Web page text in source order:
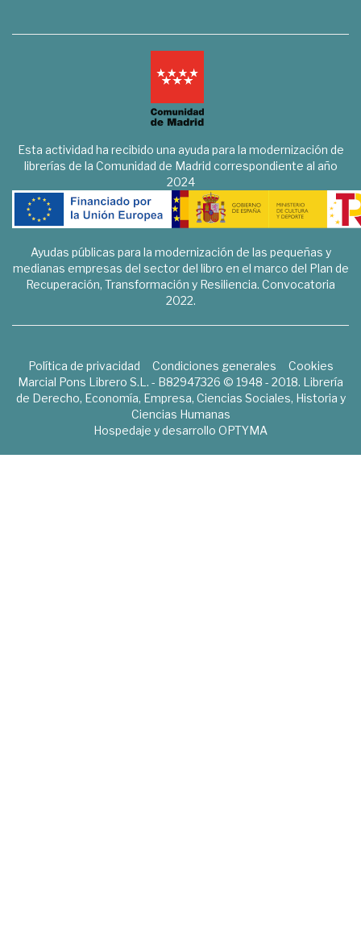
Esta actividad ha recibido una ayuda para la modernización de
librerías de la Comunidad de Madrid correspondiente al año
2024
Ayudas públicas para la modernización de las pequeñas y
medianas empresas del sector del libro en el marco del Plan de
Recuperación, Transformación y Resiliencia. Convocatoria
2022.
Política de privacidad Condiciones generales
Cookies
Marcial Pons Librero S.L. - B82947326 © 1948 - 2018. Librería
de Derecho, Economía, Empresa, Ciencias Sociales, Historia y
Ciencias Humanas
Hospedaje y desarrollo OPTYMA